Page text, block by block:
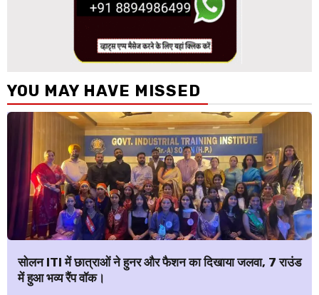
YOU MAY HAVE MISSED
सोलन ITI में छात्राओं ने हुनर और फैशन का दिखाया जलवा, 7 राउंड
में हुआ भव्य रैंप वॉक।